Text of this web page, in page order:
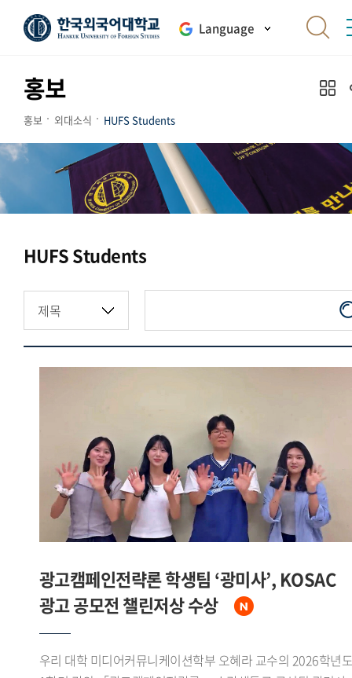
Language
홍보
홍보 외대소식 HUFS Students
HUFS Students
광고캠페인전략론 학생팀 ‘광미사’, KOSAC
광고 공모전 챌린저상 수상
우리 대학 미디어커뮤니케이션학부 오혜라 교수의 2026학년